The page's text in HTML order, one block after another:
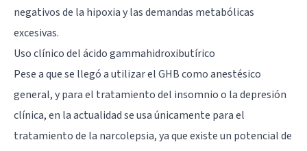
negativos de la hipoxia y las demandas metabólicas
excesivas.
Uso clínico del ácido gammahidroxibutírico
Pese a que se llegó a utilizar el GHB como anestésico
general, y para el tratamiento del insomnio o la depresión
clínica, en la actualidad se usa únicamente para el
tratamiento de la narcolepsia, ya que existe un potencial de